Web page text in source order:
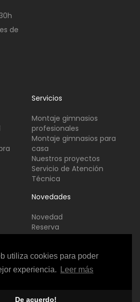
utiliza cookies para poder
experiencia.
Leer más
De acuerdo!
de
Servicios
Montaje gimnasios
profesionales
Montaje gimnasios para
casa
Nuestros proyectos
Servicio de Atención
Técnica
Novedades
Novedad
Reserva
Usado
Interior All Rights Reserved